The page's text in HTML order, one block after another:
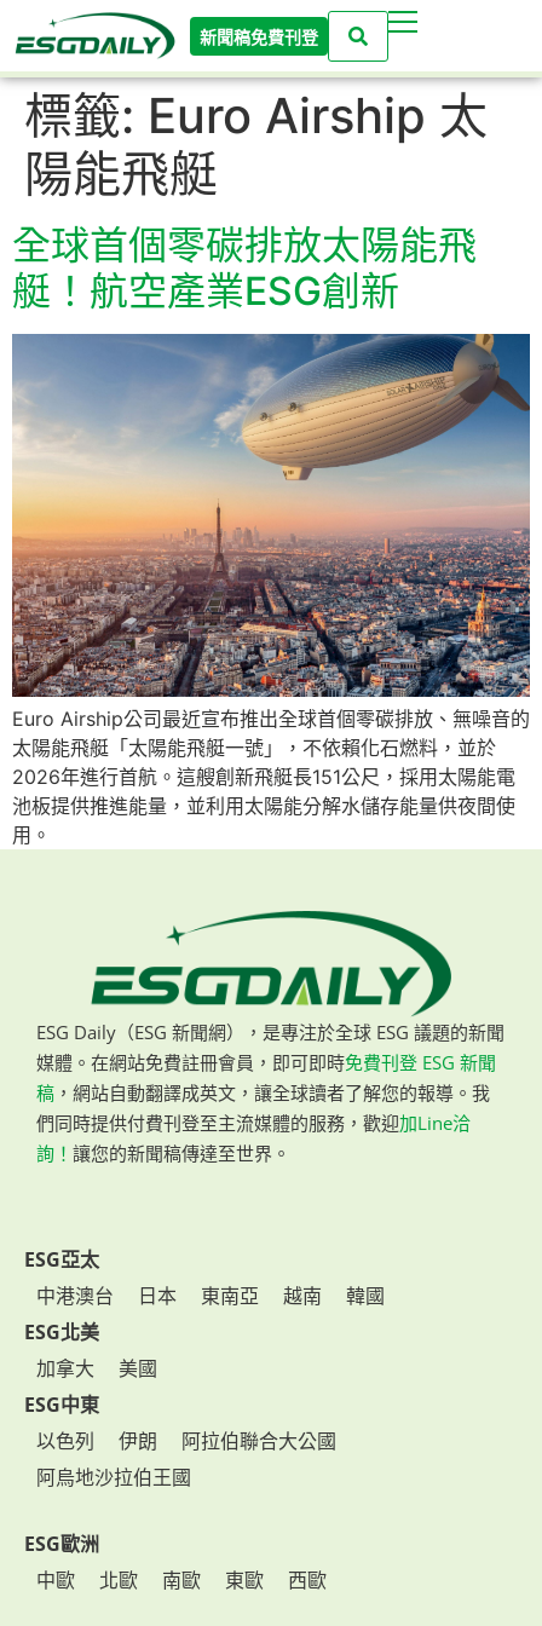
新聞稿免費刊登
標籤: Euro Airship 太
陽能飛艇
全球首個零碳排放太陽能飛
艇！航空產業ESG創新
Euro Airship公司最近宣布推出全球首個零碳排放、無噪音的
太陽能飛艇「太陽能飛艇一號」，不依賴化石燃料，並於
2026年進行首航。這艘創新飛艇長151公尺，採用太陽能電
池板提供推進能量，並利用太陽能分解水儲存能量供夜間使
用。
ESG Daily（ESG 新聞網），是專注於全球 ESG 議題的新聞
媒體。在網站免費註冊會員，即可即時免費刊登 ESG 新聞
稿 ，網站自動翻譯成英文，讓全球讀者了解您的報導。我
們同時提供付費刊登至主流媒體的服務，歡迎加Line洽
詢！ 讓您的新聞稿傳達至世界。
ESG亞太
中港澳台
日本 東南亞 越南
韓國
ESG北美
加拿大
美國
ESG中東
以色列
伊朗
阿拉伯聯合大公國
阿烏地沙拉伯王國
ESG歐洲
中歐
北歐 南歐 東歐 西歐